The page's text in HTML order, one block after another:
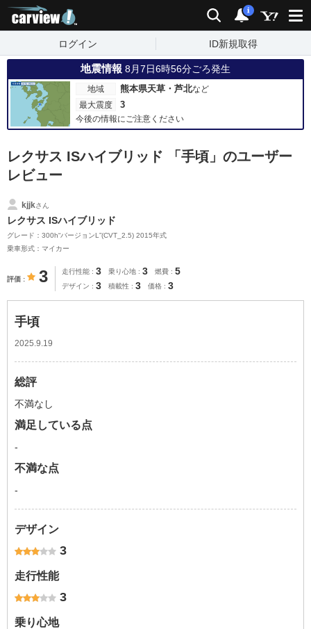
検索 通知
i
ログイン ID新規取得
地震情報 8月7日6時56分ごろ発生
地域 熊本県天草・芦北など
最大震度
3
今後の情報にご注意ください
レクサス ISハイブリッド 「手頃」のユーザー
レビュー
kjjkさん
レクサス ISハイブリッド
グレード：300h“バージョンL”(CVT_2.5) 2015年式
乗車形式：マイカー
評価 3 走行性能 3 乗り心地 3 燃費 5
デザイン 3 積載性 3 価格 3
手頃
2025.9.19
総評
不満なし
満足している点
-
不満な点
-
デザイン
3
走行性能
3
乗り心地